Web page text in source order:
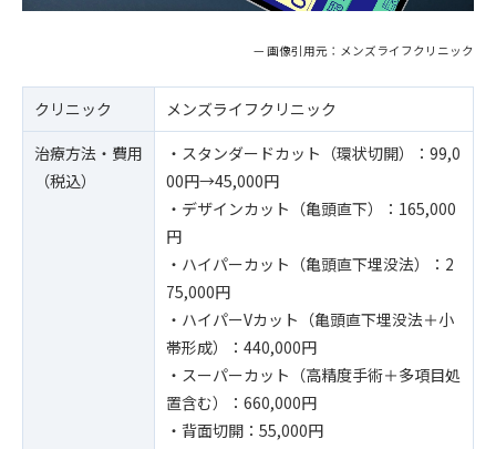
— 画像引用元：メンズライフクリニック
クリニック
メンズライフクリニック
治療方法・費用
（税込）
・スタンダードカット（環状切開）：99,0
00円→45,000円
・デザインカット（亀頭直下）：165,000
円
・ハイパーカット（亀頭直下埋没法）：2
75,000円
・ハイパーVカット（亀頭直下埋没法＋小
帯形成）：440,000円
・スーパーカット（高精度手術＋多項目処
置含む）：660,000円
・背面切開：55,000円